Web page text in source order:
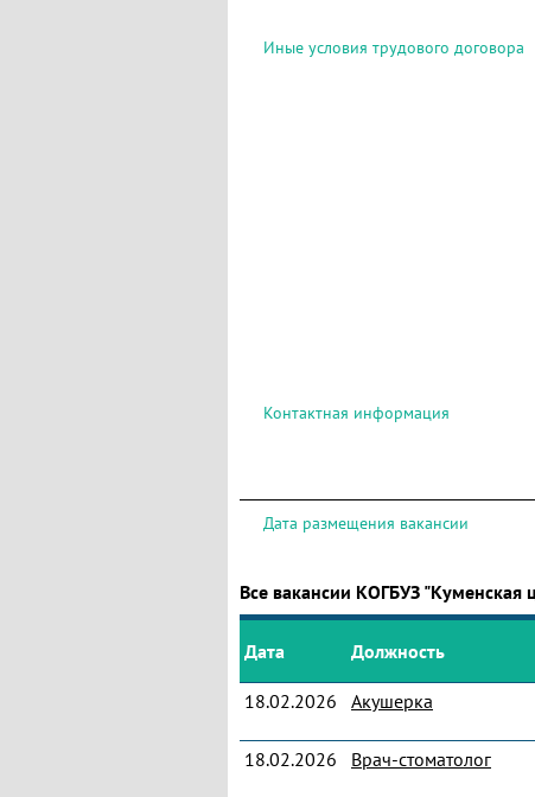
Иные условия трудового договора
Контактная информация
Дата размещения вакансии
Все вакансии КОГБУЗ "Куменская
Дата Должность
18.02.2026
Акушерка
18.02.2026 Врач-стоматолог